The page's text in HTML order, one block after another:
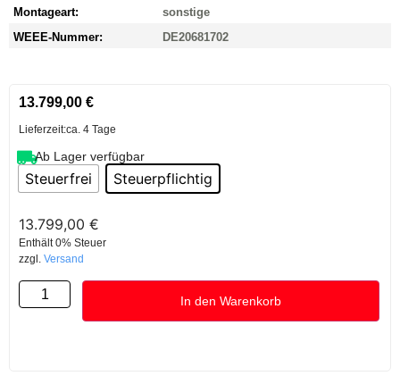
Montageart:
sonstige
WEEE-Nummer:
DE20681702
13.799,00 €
Lieferzeit:ca. 4 Tage
Ab Lager verfügbar
Steuerfrei Steuerpflichtig
13.799,00 €
Enthält 0% Steuer
zzgl. Versand
In den Warenkorb